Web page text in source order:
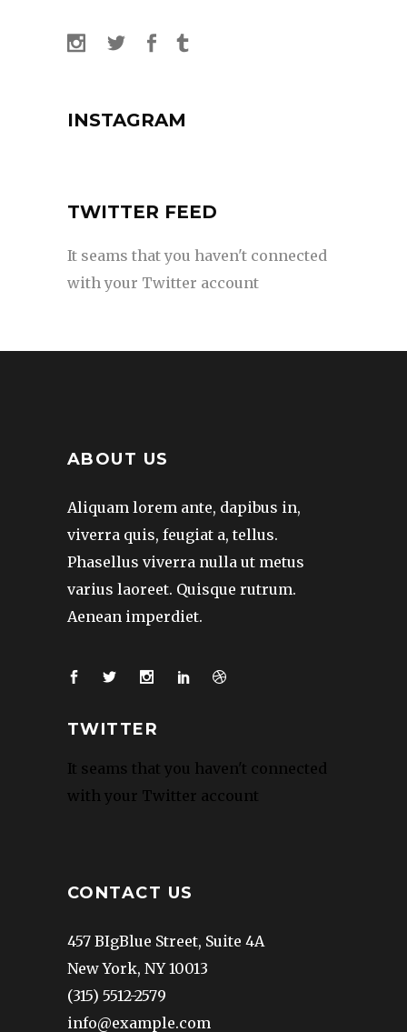
INSTAGRAM
TWITTER FEED
It seams that you haven't connected
with your Twitter account
ABOUT US
Aliquam lorem ante, dapibus in,
viverra quis, feugiat a, tellus.
Phasellus viverra nulla ut metus
varius laoreet. Quisque rutrum.
Aenean imperdiet.
TWITTER
It seams that you haven't connected
with your Twitter account
CONTACT US
457 BIgBlue Street, Suite 4A
New York, NY 10013
(315) 5512-2579
info@example.com